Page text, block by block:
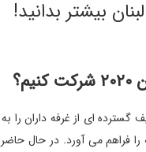
بیشتر بدانید!
گسترده ای از غرفه داران
فراهم می آورد. در حال حاضر